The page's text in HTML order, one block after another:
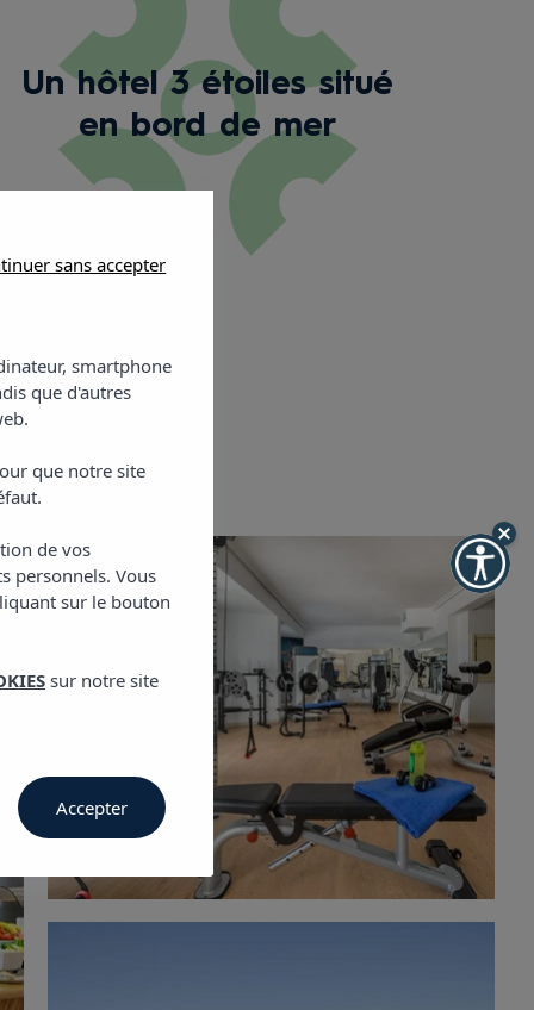
Un hôtel 3 étoiles situé
en bord de mer
sans accepter
smartphone
que d'autres
que notre site
de vos
personnels. Vous
sur le bouton
sur notre site
Accepter